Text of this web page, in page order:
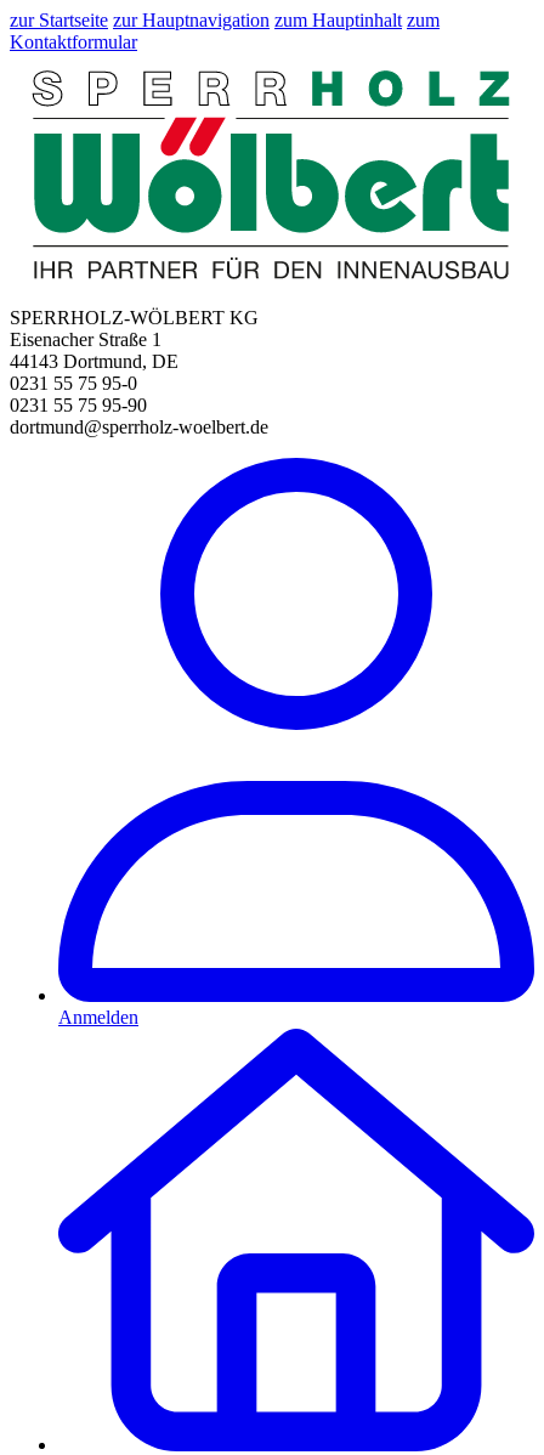
zur Startseite zur Hauptnavigation zum Hauptinhalt zum
Kontaktformular
SPERRHOLZ-WÖLBERT KG
Eisenacher Straße 1
44143 Dortmund, DE
0231 55 75 95-0
0231 55 75 95-90
dortmund@sperrholz-woelbert.de
Anmelden